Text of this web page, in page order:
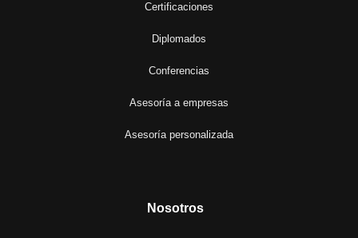
Certificaciones
Diplomados
Conferencias
Asesoría a empresas
Asesoría personalizada
Nosotros